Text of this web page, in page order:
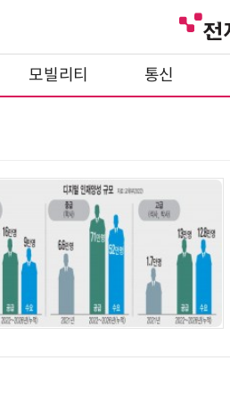
모빌리티 통신